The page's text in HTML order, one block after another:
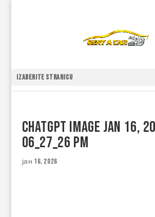
Izaberite stranicu
ChatGPT Image Jan 16,
06_27_26 PM
јан 16, 2026